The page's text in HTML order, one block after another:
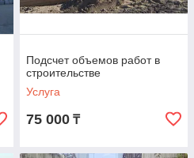
план, где детально
высот, рельеф,
объекты,
данные.
исследований нужны
кадастров,
планов и
Без топографических
Подсчет объемов работ в
строительстве
Услуга
75 000 ₸